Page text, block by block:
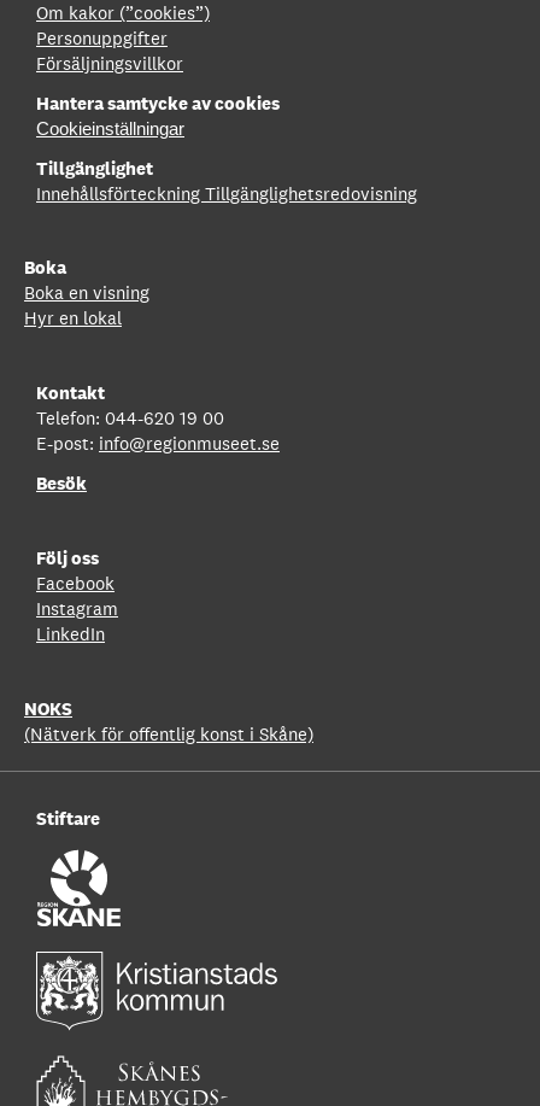
Om kakor (”cookies”)
Personuppgifter
Försäljningsvillkor
Hantera samtycke av cookies
Cookieinställningar
Tillgänglighet
Innehållsförteckning Tillgänglighetsredovisning
Boka
Boka en visning
Hyr en lokal
Kontakt
Telefon: 044-620 19 00
E-post: info@regionmuseet.se
Besök
Följ oss
Facebook
Instagram
LinkedIn
NOKS
(Nätverk för offentlig konst i Skåne)
Stiftare